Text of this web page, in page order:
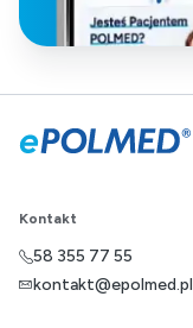
Kontakt
58 355 77 55
kontakt@epolmed.pl